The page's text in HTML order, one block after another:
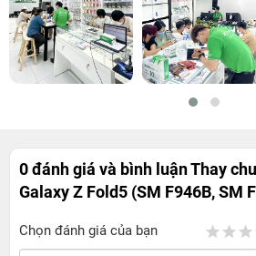
0 đánh giá và bình luậnThay
Galaxy Z Fold5 (SM F946B, SM
Chọn đánh giá của bạn